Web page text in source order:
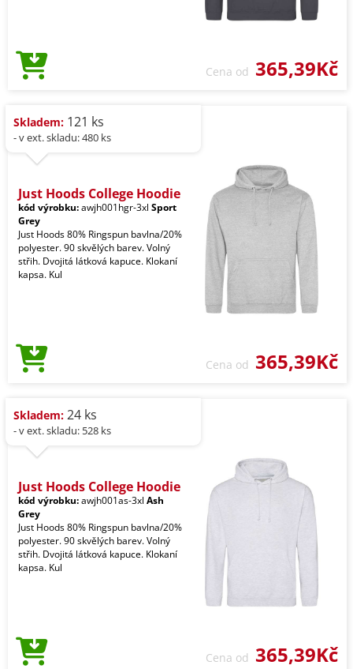
Cena od 365,39Kč
Skladem: 121 ks
- v ext. skladu: 480 ks
Just Hoods College Hoodie
kód výrobku:awjh001hgr-3xl Sport
Grey
Just Hoods 80% Ringspun bavlna/20%
polyester. 90 skvělých barev. Volný
střih. Dvojitá látková kapuce. Klokaní
kapsa. Kul
Cena od 365,39Kč
Skladem: 24 ks
- v ext. skladu: 528 ks
Just Hoods College Hoodie
kód výrobku:awjh001as-3xl Ash
Grey
Just Hoods 80% Ringspun bavlna/20%
polyester. 90 skvělých barev. Volný
střih. Dvojitá látková kapuce. Klokaní
kapsa. Kul
Cena od 365,39Kč